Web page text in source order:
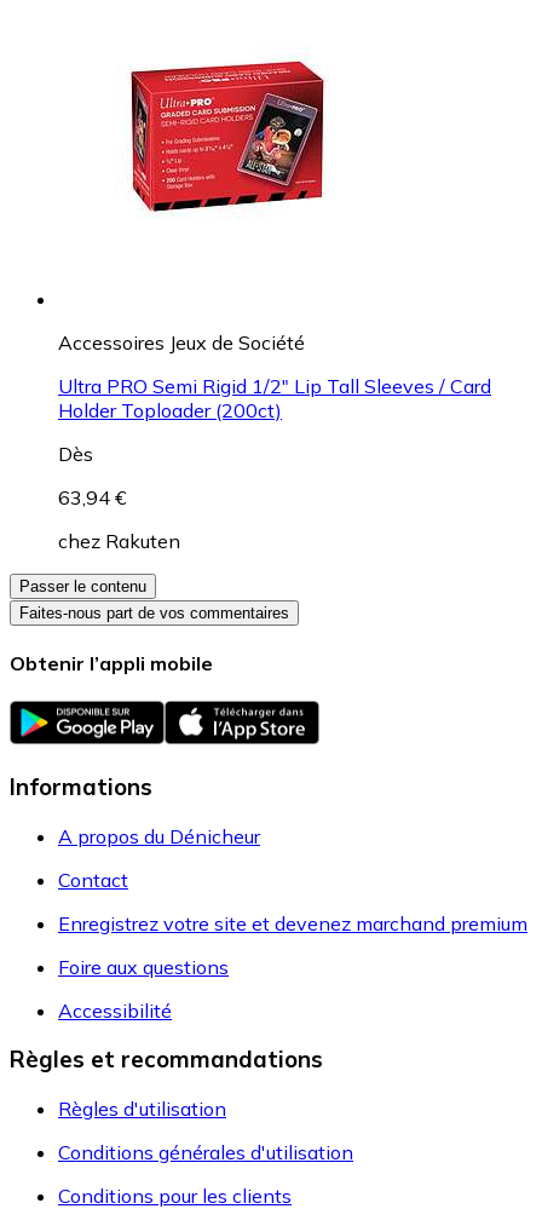
Accessoires Jeux de Société
Ultra PRO Semi Rigid 1/2" Lip Tall Sleeves / Card
Holder Toploader (200ct)
Dès
63,94 €
chez Rakuten
Passer le contenu
Faites-nous part de vos commentaires
Obtenir l’appli mobile
Informations
A propos du Dénicheur
Contact
Enregistrez votre site et devenez marchand premium
Foire aux questions
Accessibilité
Règles et recommandations
Règles d'utilisation
Conditions générales d'utilisation
Conditions pour les clients